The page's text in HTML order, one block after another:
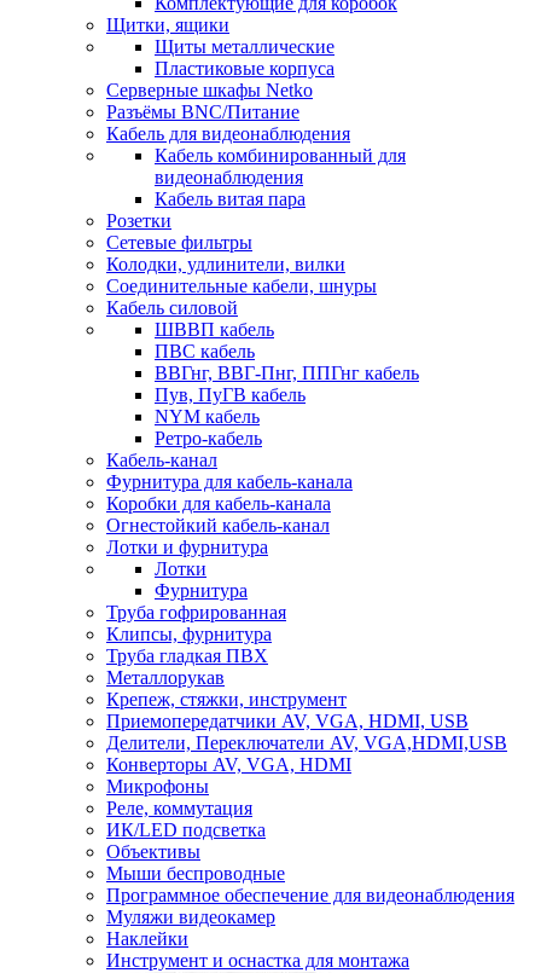
Щитки, ящики
Щиты металлические
Пластиковые корпуса
Серверные шкафы Netko
Разъёмы BNC/Питание
Кабель для видеонаблюдения
Кабель комбинированный для
видеонаблюдения
Кабель витая пара
Розетки
Сетевые фильтры
Колодки, удлинители, вилки
Соединительные кабели, шнуры
Кабель силовой
ШВВП кабель
ПВС кабель
ВВГнг, ВВГ-Пнг, ППГнг кабель
Пув, ПуГВ кабель
NYM кабель
Ретро-кабель
Кабель-канал
Фурнитура для кабель-канала
Коробки для кабель-канала
Огнестойкий кабель-канал
Лотки и фурнитура
Лотки
Фурнитура
Труба гофрированная
Клипсы, фурнитура
Труба гладкая ПВХ
Металлорукав
Крепеж, стяжки, инструмент
Приемопередатчики AV, VGA, HDMI, USB
Делители, Переключатели AV, VGA,HDMI,USB
Конверторы AV, VGA, HDMI
Микрофоны
Реле, коммутация
ИК/LED подсветка
Объективы
Мыши беспроводные
Программное обеспечение для видеонаблюдения
Муляжи видеокамер
Наклейки
Инструмент и оснастка для монтажа